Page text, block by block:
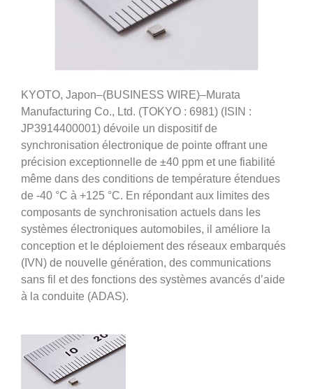
KYOTO, Japon–(BUSINESS WIRE)–Murata
Manufacturing Co., Ltd. (TOKYO : 6981) (ISIN :
JP3914400001) dévoile un dispositif de
synchronisation électronique de pointe offrant une
précision exceptionnelle de ±40 ppm et une fiabilité
même dans des conditions de température étendues
de -40 °C à +125 °C. En répondant aux limites des
composants de synchronisation actuels dans les
systèmes électroniques automobiles, il améliore la
conception et le déploiement des réseaux embarqués
(IVN) de nouvelle génération, des communications
sans fil et des fonctions des systèmes avancés d’aide
à la conduite (ADAS).